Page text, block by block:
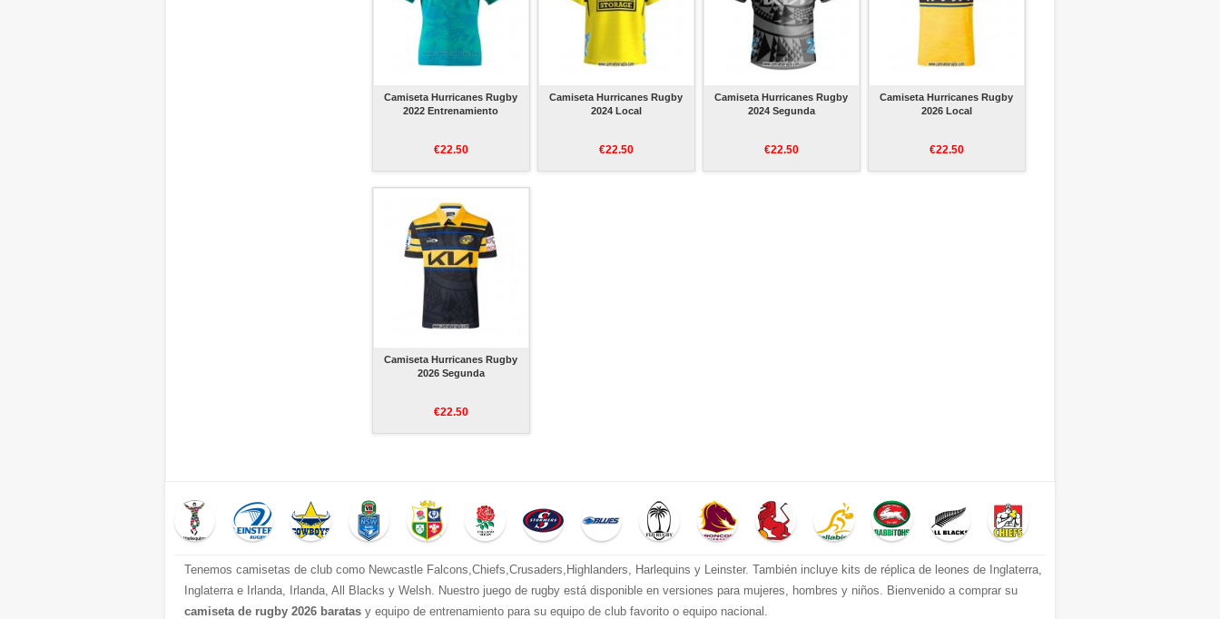
Camiseta Hurricanes Rugby
2022 Entrenamiento
€22.50
Camiseta Hurricanes Rugby
2024 Local
€22.50
Camiseta Hurricanes Rugby
2024 Segunda
€22.50
Camiseta Hurricanes Rugby
2026 Local
€22.50
Camiseta Hurricanes Rugby
2026 Segunda
€22.50
Tenemos camisetas de club como Newcastle Falcons,Chiefs,Crusaders,Highlanders, Harlequins y Leinster. También incluye kits de réplica de leones de Inglaterra,
Inglaterra e Irlanda, Irlanda, All Blacks y Welsh. Nuestro juego de rugby está disponible en versiones para mujeres, hombres y niños. Bienvenido a comprar su
camiseta de rugby 2026 baratas y equipo de entrenamiento para su equipo de club favorito o equipo nacional.